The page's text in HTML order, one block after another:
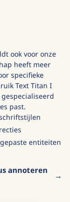
ook voor onze
heeft meer
specifieke
Text Titan I
past.
annoteren